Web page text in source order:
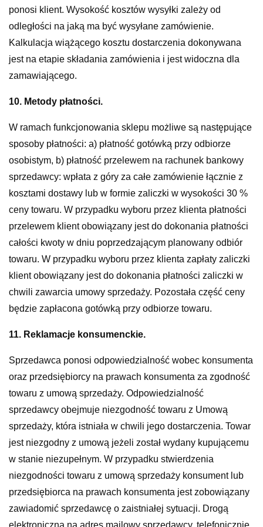
ponosi klient. Wysokość kosztów wysyłki zależy od
odległości na jaką ma być wysyłane zamówienie.
Kalkulacja wiążącego kosztu dostarczenia dokonywana
jest na etapie składania zamówienia i jest widoczna dla
zamawiającego.
10. Metody płatności.
W ramach funkcjonowania sklepu możliwe są następujące
sposoby płatności: a) płatność gotówką przy odbiorze
osobistym, b) płatność przelewem na rachunek bankowy
sprzedawcy: wpłata z góry za całe zamówienie łącznie z
kosztami dostawy lub w formie zaliczki w wysokości 30 %
ceny towaru. W przypadku wyboru przez klienta płatności
przelewem klient obowiązany jest do dokonania płatności
całości kwoty w dniu poprzedzającym planowany odbiór
towaru. W przypadku wyboru przez klienta zapłaty zaliczki
klient obowiązany jest do dokonania płatności zaliczki w
chwili zawarcia umowy sprzedaży. Pozostała część ceny
będzie zapłacona gotówką przy odbiorze towaru.
11. Reklamacje konsumenckie.
Sprzedawca ponosi odpowiedzialność wobec konsumenta
oraz przedsiębiorcy na prawach konsumenta za zgodność
towaru z umową sprzedaży. Odpowiedzialność
sprzedawcy obejmuje niezgodność towaru z Umową
sprzedaży, która istniała w chwili jego dostarczenia. Towar
jest niezgodny z umową jeżeli został wydany kupującemu
w stanie niezupełnym. W przypadku stwierdzenia
niezgodności towaru z umową sprzedaży konsument lub
przedsiębiorca na prawach konsumenta jest zobowiązany
zawiadomić sprzedawcę o zaistniałej sytuacji. Drogą
elektroniczną na adres mailowy sprzedawcy, telefonicznie